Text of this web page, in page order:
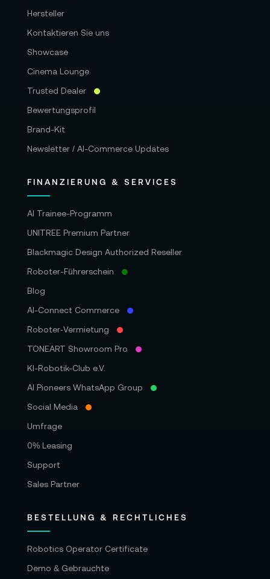
Hersteller
Kontaktieren Sie uns
Showcase
Cinema Lounge
Trusted Dealer
Bewertungsprofil
Brand-Kit
Newsletter / AI-Commerce Updates
FINANZIERUNG & SERVICES
AI Trainee-Programm
UNITREE Premium Partner
Blackmagic Design Authorized Reseller
Roboter-Führerschein
Blog
AI-Connect Commerce
Roboter‑Vermietung
TONEART Showroom Pro
KI-Robotik-Club e.V.
AI Pioneers WhatsApp Group
Social Media
Umfrage
0% Leasing
Support
Sales Partner
BESTELLUNG & RECHTLICHES
Robotics Operator Certificate
Demo & Gebrauchte